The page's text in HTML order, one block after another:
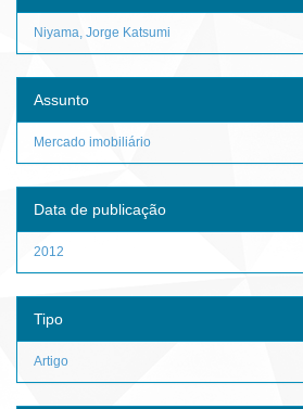
Niyama, Jorge Katsumi
Assunto
Mercado imobiliário
Data de publicação
2012
Tipo
Artigo